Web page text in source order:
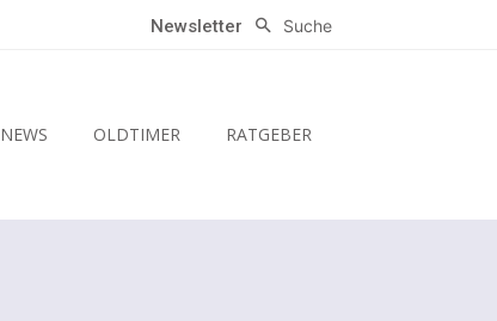
Newsletter Suche
NEWS OLDTIMER RATGEBER